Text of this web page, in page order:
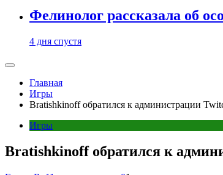
Фелинолог рассказала об
4 дня спустя
Главная
Игры
Bratishkinoff обратился к администрации
Игры
Bratishkinoff обратился к